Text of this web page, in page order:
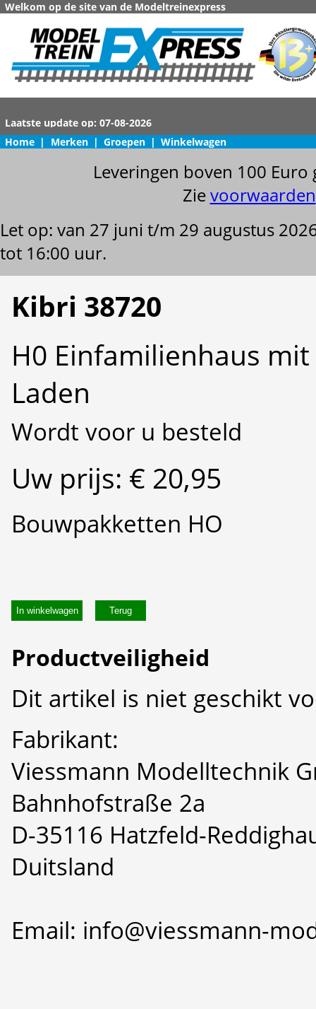
Welkom op de site van de Modeltreinexpress
Home | Merken | Groepen | Winkelwagen
Leveringen boven 100
Zievoorwaarden
Let op: van 27 juni t/m 29 augustus
tot 16:00 uur.
Kibri 38720
H0 Einfamilienhaus mit
Laden
Wordt voor u besteld
Uw prijs: € 20,95
Bouwpakketten HO
In winkelwagen
Productveiligheid
Dit artikel is niet geschikt
Fabrikant:
Viessmann Modelltechnik
Bahnhofstraße 2a
D-35116 Hatzfeld-
Duitsland
Email: info@viessmann-